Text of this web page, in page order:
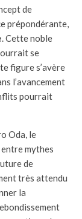
de
prépondérante,
. Cette noble
se
figure s’avère
l’avancement
pourrait
Oda, le
mythes
de
très attendu
la